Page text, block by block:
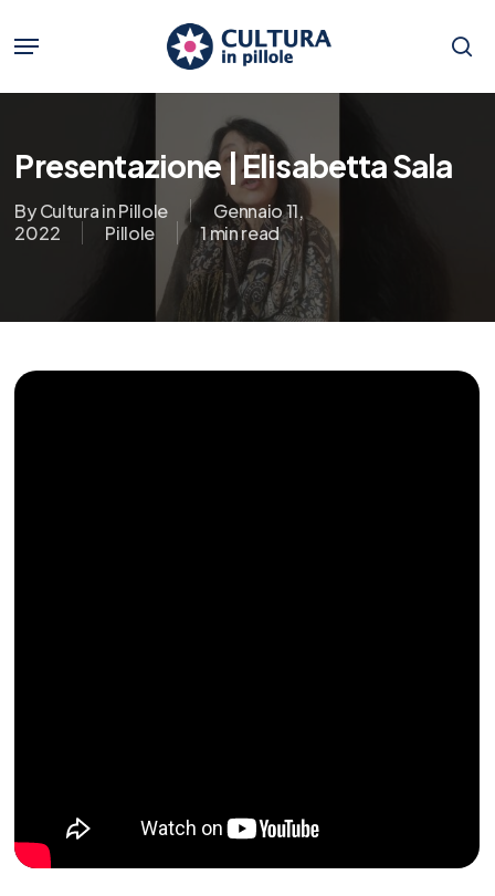
main
content
Menu
Presentazione | Elisabetta Sala
ByCultura in Pillole
Gennaio 11,
2022
Pillole 1 min read